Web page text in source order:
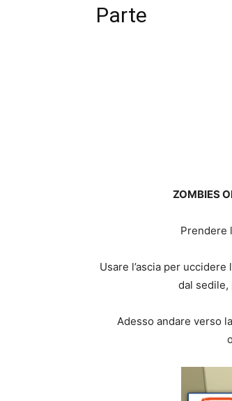
Parte
ZOMBIES
Prendere
Usare l’ascia per
dal sedile,
Adesso andare verso